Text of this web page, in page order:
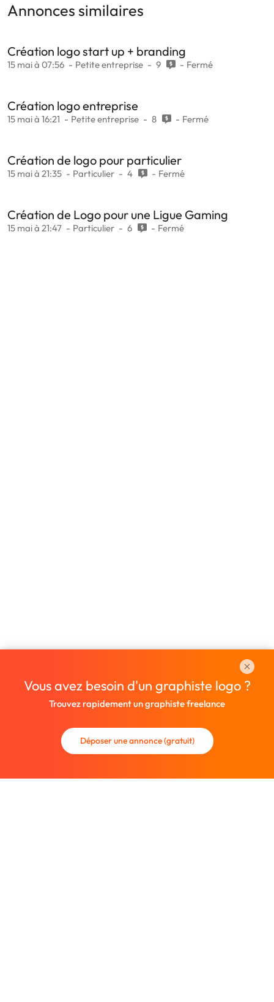
Annonces similaires
Création logo start up + branding
15 mai à 07:56 Petite entreprise 9 Fermé
Création logo entreprise
15 mai à 16:21 Petite entreprise 8 Fermé
Création de logo pour particulier
15 mai à 21:35 Particulier 4 Fermé
Création de Logo pour une Ligue Gaming
15 mai à 21:47 Particulier 6 Fermé
Vous avez besoin d'un graphiste logo ?
Trouvez rapidement un graphiste freelance
Déposer une annonce (gratuit)